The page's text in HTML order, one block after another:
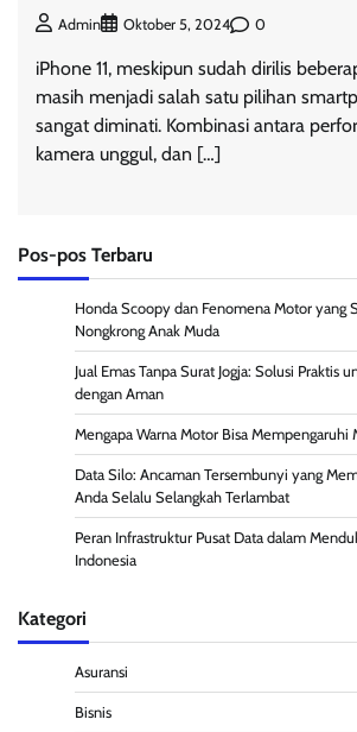
Admin Oktober 5, 2024 0
iPhone 11, meskipun sudah dirilis
masih menjadi salah satu pilihan
sangat diminati. Kombinasi antara
kamera unggul, dan […]
Pos-pos Terbaru
Honda Scoopy dan Fenomena Motor yang
Nongkrong Anak Muda
Jual Emas Tanpa Surat Jogja: Solusi Praktis
dengan Aman
Mengapa Warna Motor Bisa Mempengaruhi
Data Silo: Ancaman Tersembunyi yang
Anda Selalu Selangkah Terlambat
Peran Infrastruktur Pusat Data dalam
Indonesia
Kategori
Asuransi
Bisnis